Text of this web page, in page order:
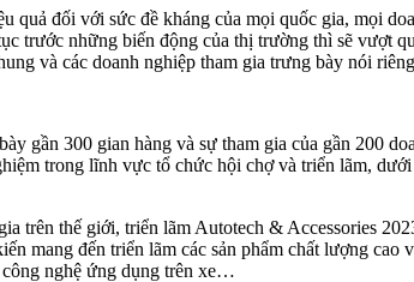
quả đối với sức đề kháng của mọi quốc gia, mọi
trước những biến động của thị trường thì sẽ vượt
và các doanh nghiệp tham gia trưng bày nói
gần 300 gian hàng và sự tham gia của gần 200
trong lĩnh vực tổ chức hội chợ và triển lãm,
trên thế giới, triển lãm Autotech & Accessories
mang đến triển lãm các sản phẩm chất lượng
nghệ ứng dụng trên xe…